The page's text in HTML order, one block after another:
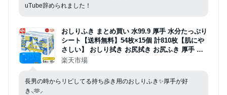
uTube辞められました！
おしりふき まとめ買い 水99.9 厚手 水分たっぷり
シート【送料無料】54枚×15個 計810枚【肌にや
さしい】 おしり拭き お尻拭き お尻ふき 厚手 赤
ちゃん おしりふき厚手 ベビー レック ダイレクト
楽天市場
長男の時からリピしてる持ち歩き用のおしりふき✨厚手が好
き⸜🫶⸝‍